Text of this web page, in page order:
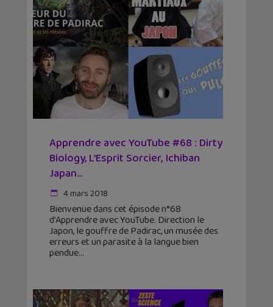
Apprendre avec YouTube #68 : Dirty
Biology, L’Esprit Sorcier, Ichiban
Japan…
4 mars 2018
Bienvenue dans cet épisode n°68
d'Apprendre avec YouTube. Direction le
Japon, le gouffre de Padirac, un musée des
erreurs et un parasite à la langue bien
pendue